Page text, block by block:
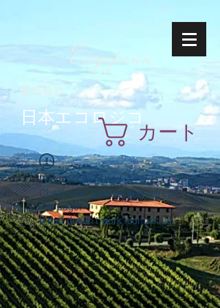
Ecoyapann
株式会社
日本エコロジコカート
Widget Didn’t Load
Check your internet and refresh
this page.
If that doesn’t work, contact us.